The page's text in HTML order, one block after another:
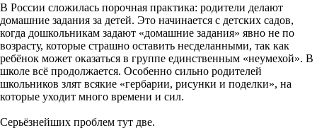
В России сложилась порочная практика: родители делают
домашние задания за детей. Это начинается с детских садов,
когда дошкольникам задают «домашние задания» явно не по
возрасту, которые страшно оставить несделанными, так как
ребёнок может оказаться в группе единственным «неумехой». В
школе всё продолжается. Особенно сильно родителей
школьников злят всякие «гербарии, рисунки и поделки», на
которые уходит много времени и сил.
Серьёзнейших проблем тут две.